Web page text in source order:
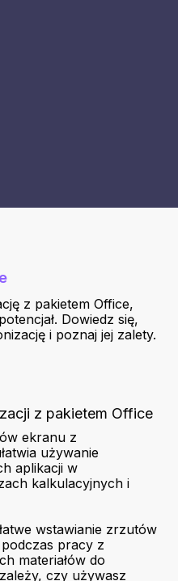
z pakietem Office,
Dowiedz się,
i poznaj jej zalety.
z pakietem Office
ekranu z
używanie
aplikacji w
kalkulacyjnych i
wstawianie zrzutów
pracy z
materiałów do
czy używasz